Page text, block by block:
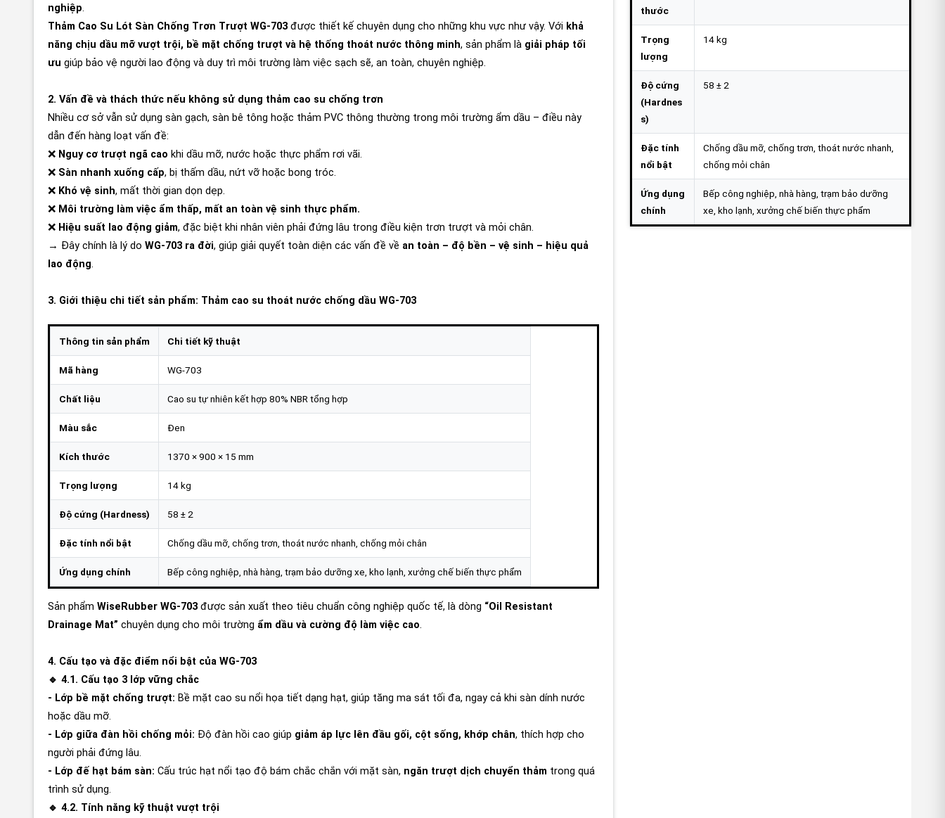
nghiệp.
Thảm Cao Su Lót Sàn Chống Trơn Trượt WG-703 được thiết kế chuyên dụng cho những khu vực như vậy. Với khả
năng chịu dầu mỡ vượt trội, bề mặt chống trượt và hệ thống thoát nước thông minh, sản phẩm là giải pháp tối
ưu giúp bảo vệ người lao động và duy trì môi trường làm việc sạch sẽ, an toàn, chuyên nghiệp.
2. Vấn đề và thách thức nếu không sử dụng thảm cao su chống trơn
Nhiều cơ sở vẫn sử dụng sàn gạch, sàn bê tông hoặc thảm PVC thông thường trong môi trường ẩm dầu – điều này
dẫn đến hàng loạt vấn đề:
❌ Nguy cơ trượt ngã cao khi dầu mỡ, nước hoặc thực phẩm rơi vãi.
❌ Sàn nhanh xuống cấp, bị thấm dầu, nứt vỡ hoặc bong tróc.
❌ Khó vệ sinh, mất thời gian dọn dẹp.
❌ Môi trường làm việc ẩm thấp, mất an toàn vệ sinh thực phẩm.
❌ Hiệu suất lao động giảm, đặc biệt khi nhân viên phải đứng lâu trong điều kiện trơn trượt và mỏi chân.
→ Đây chính là lý do WG-703 ra đời, giúp giải quyết toàn diện các vấn đề về an toàn – độ bền – vệ sinh – hiệu quả
lao động.
3. Giới thiệu chi tiết sản phẩm: Thảm cao su thoát nước chống dầu WG-703
Thông tin sản phẩm Chi tiết kỹ thuật
Mã hàng WG-703
Chất liệu Cao su tự nhiên kết hợp 80% NBR tổng hợp
Màu sắc Đen
Kích thước 1370 × 900 × 15 mm
Trọng lượng 14 kg
Độ cứng (Hardness) 58 ± 2
Đặc tính nổi bật Chống dầu mỡ, chống trơn, thoát nước nhanh, chống mỏi chân
Ứng dụng chính Bếp công nghiệp, nhà hàng, trạm bảo dưỡng xe, kho lạnh, xưởng chế biến thực phẩm
Sản phẩm WiseRubber WG-703 được sản xuất theo tiêu chuẩn công nghiệp quốc tế, là dòng “Oil Resistant
Drainage Mat” chuyên dụng cho môi trường ẩm dầu và cường độ làm việc cao.
4. Cấu tạo và đặc điểm nổi bật của WG-703
🔹 4.1. Cấu tạo 3 lớp vững chắc
- Lớp bề mặt chống trượt: Bề mặt cao su nổi họa tiết dạng hạt, giúp tăng ma sát tối đa, ngay cả khi sàn dính nước
hoặc dầu mỡ.
- Lớp giữa đàn hồi chống mỏi: Độ đàn hồi cao giúp giảm áp lực lên đầu gối, cột sống, khớp chân, thích hợp cho
người phải đứng lâu.
- Lớp đế hạt bám sàn: Cấu trúc hạt nổi tạo độ bám chắc chắn với mặt sàn, ngăn trượt dịch chuyển thảm trong quá
trình sử dụng.
🔹 4.2. Tính năng kỹ thuật vượt trội
thước
Trọng
lượng
14 kg
Độ cứng
(Hardnes
s)
58 ± 2
Đặc tính
nổi bật
Chống dầu mỡ, chống trơn, thoát nước nhanh,
chống mỏi chân
Ứng dụng
chính
Bếp công nghiệp, nhà hàng, trạm bảo dưỡng
xe, kho lạnh, xưởng chế biến thực phẩm